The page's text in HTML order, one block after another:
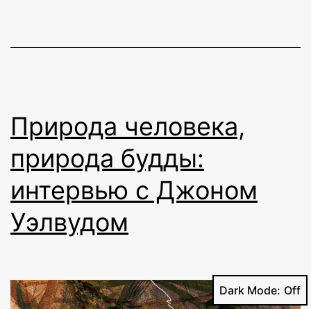
Природа человека,
природа будды:
интервью с Джоном
Уэлвудом
Dark Mode: